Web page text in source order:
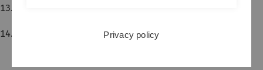
17. 2: Heisenberg Gruppe, Stone-von Neumann
Privacy policy